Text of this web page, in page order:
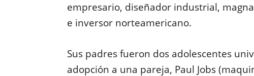
empresario, diseñador industrial,
e inversor norteamericano.
Sus padres fueron dos adolescentes
adopción a una pareja, Paul Jobs